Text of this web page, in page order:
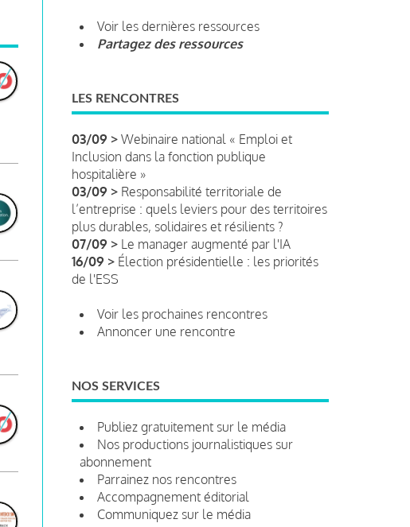
Voir les dernières ressources
Partagez des ressources
LES RENCONTRES
03/09 > Webinaire national « Emploi et
Inclusion dans la fonction publique
hospitalière »
03/09 > Responsabilité territoriale de
l’entreprise : quels leviers pour des territoires
plus durables, solidaires et résilients ?
07/09 > Le manager augmenté par l'IA
16/09 > Élection présidentielle : les priorités
de l'ESS
Voir les prochaines rencontres
Annoncer une rencontre
NOS SERVICES
Publiez gratuitement sur le média
Nos productions journalistiques sur
abonnement
Parrainez nos rencontres
Accompagnement éditorial
Communiquez sur le média